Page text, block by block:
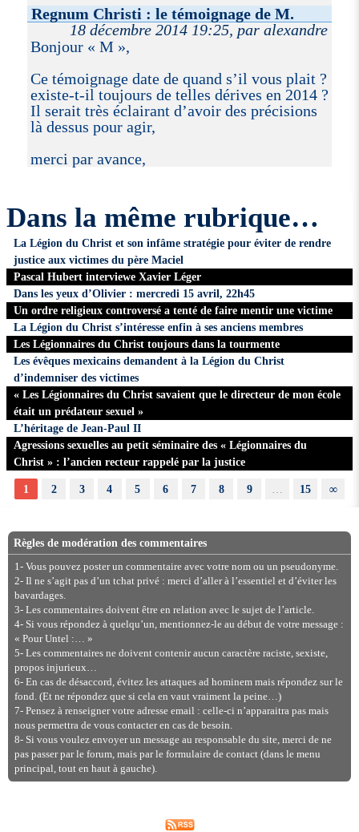
Regnum Christi : le témoignage de M.
18 décembre 2014 19:25, par alexandre
Bonjour « M »,
Ce témoignage date de quand s’il vous plait ?
existe-t-il toujours de telles dérives en 2014 ?
Il serait très éclairant d’avoir des précisions
là dessus pour agir,
merci par avance,
Dans la même rubrique…
La Légion du Christ et son infâme stratégie pour éviter de rendre
justice aux victimes du père Maciel
Pascal Hubert interviewe Xavier Léger
Dans les yeux d’Olivier : mercredi 15 avril, 22h45
Un ordre religieux controversé a tenté de faire mentir une victime
La Légion du Christ s’intéresse enfin à ses anciens membres
Les Légionnaires du Christ toujours dans la tourmente
Les évêques mexicains demandent à la Légion du Christ
d’indemniser des victimes
« Les Légionnaires du Christ savaient que le directeur de mon école
était un prédateur sexuel »
L’héritage de Jean-Paul II
Agressions sexuelles au petit séminaire des « Légionnaires du
Christ » : l’ancien recteur rappelé par la justice
1 2 3 4 5 6 7 8 9 15 ∞
Règles de modération des commentaires
1- Vous pouvez poster un commentaire avec votre nom ou un pseudonyme.
2- Il ne s’agit pas d’un tchat privé : merci d’aller à l’essentiel et d’éviter les
bavardages.
3- Les commentaires doivent être en relation avec le sujet de l’article.
4- Si vous répondez à quelqu’un, mentionnez-le au début de votre message :
« Pour Untel :… »
5- Les commentaires ne doivent contenir aucun caractère raciste, sexiste,
propos injurieux…
6- En cas de désaccord, évitez les attaques ad hominem mais répondez sur le
fond. (Et ne répondez que si cela en vaut vraiment la peine…)
7- Pensez à renseigner votre adresse email : celle-ci n’apparaitra pas mais
nous permettra de vous contacter en cas de besoin.
8- Si vous voulez envoyer un message au responsable du site, merci de ne
pas passer par le forum, mais par le formulaire de contact (dans le menu
principal, tout en haut à gauche).